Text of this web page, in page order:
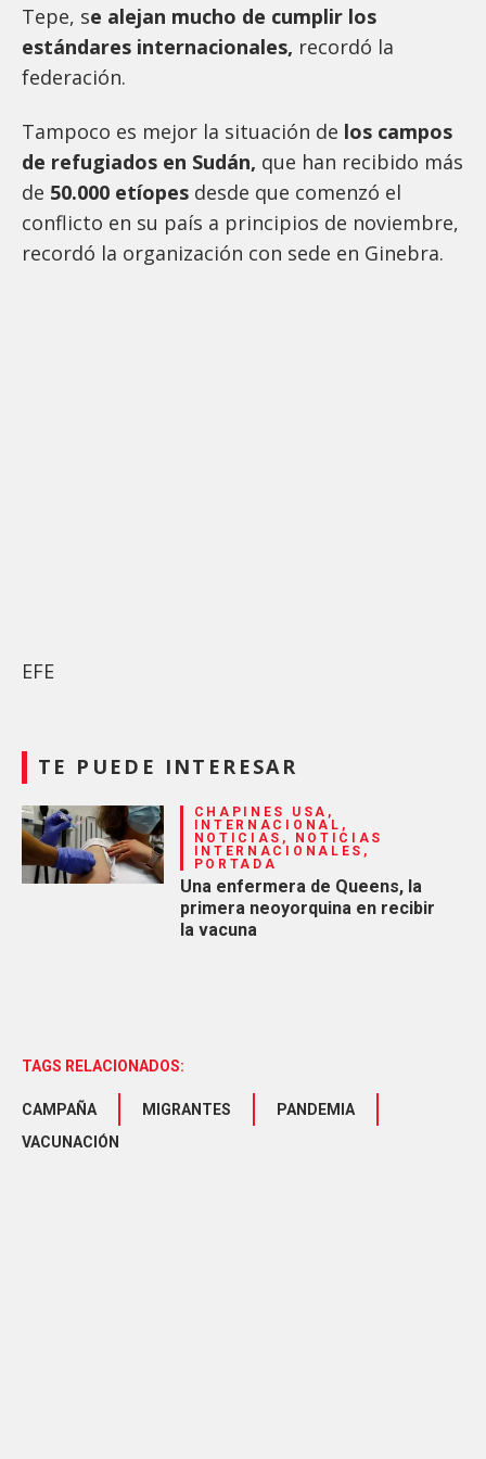
Tepe, se alejan mucho de cumplir los
estándares internacionales, recordó la
federación.
Tampoco es mejor la situación de los campos
de refugiados en Sudán, que han recibido más
de 50.000 etíopes desde que comenzó el
conflicto en su país a principios de noviembre,
recordó la organización con sede en Ginebra.
EFE
TE PUEDE INTERESAR
CHAPINES USA,
INTERNACIONAL,
NOTICIAS, NOTICIAS
INTERNACIONALES,
PORTADA
Una enfermera de Queens, la
primera neoyorquina en recibir
la vacuna
TAGS RELACIONADOS:
CAMPAÑA MIGRANTES
PANDEMIA
VACUNACIÓN